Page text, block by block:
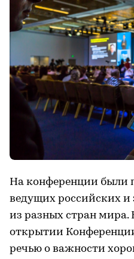
На конференции были
ведущих российских
из разных стран мира.
открытии
речью о важности